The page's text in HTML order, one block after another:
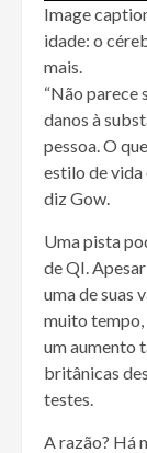
Image
idade: o
mais.
“Não parece
danos à
pessoa. O
estilo de vida
diz Gow.
Uma pista
de QI.
uma de suas
muito tempo,
um aumento
britânicas
testes.
A razão? Há